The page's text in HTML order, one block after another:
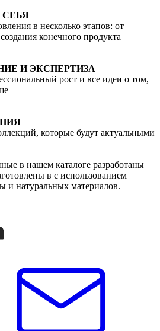
СЕБЯ
в несколько этапов: от
конечного продукта
И ЭКСПЕРТИЗА
рост и все идеи о том,
которые будут актуальными
в нашем каталоге разработаны
в с использованием
и натуральных материалов.